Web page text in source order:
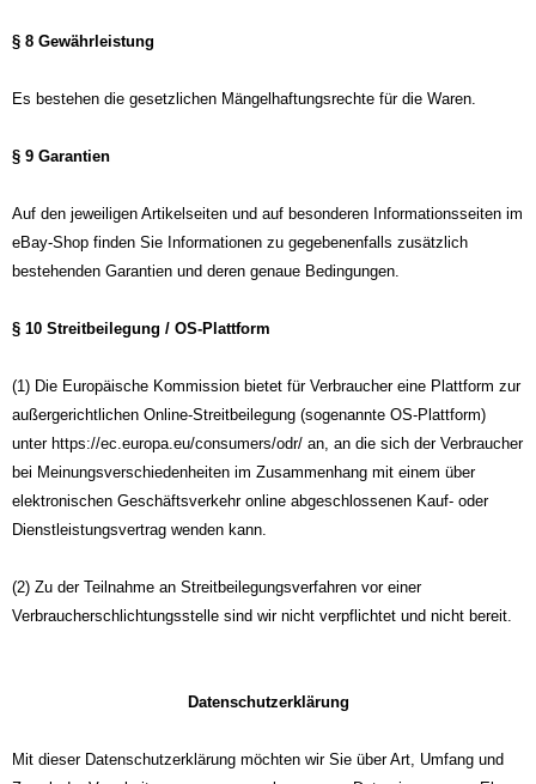
§ 8 Gewährleistung
Es bestehen die gesetzlichen Mängelhaftungsrechte für die Waren.
§ 9 Garantien
Auf den jeweiligen Artikelseiten und auf besonderen Informationsseiten im
eBay-Shop finden Sie Informationen zu gegebenenfalls zusätzlich
bestehenden Garantien und deren genaue Bedingungen.
§ 10 Streitbeilegung / OS-Plattform
(1) Die Europäische Kommission bietet für Verbraucher eine Plattform zur
außergerichtlichen Online-Streitbeilegung (sogenannte OS-Plattform)
unter https://ec.europa.eu/consumers/odr/ an, an die sich der Verbraucher
bei Meinungsverschiedenheiten im Zusammenhang mit einem über
elektronischen Geschäftsverkehr online abgeschlossenen Kauf- oder
Dienstleistungsvertrag wenden kann.
(2) Zu der Teilnahme an Streitbeilegungsverfahren vor einer
Verbraucherschlichtungsstelle sind wir nicht verpflichtet und nicht bereit.
Datenschutzerklärung
Mit dieser Datenschutzerklärung möchten wir Sie über Art, Umfang und